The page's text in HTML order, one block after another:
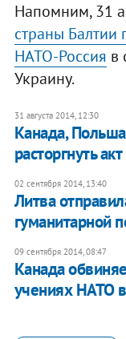
Напомним, 31
страны Балтии
НАТО-Россия в
Украину.
31 августа 2014, 12:30
Канада,
расторгнуть
02 сентября 2014, 13:40
​Литва
гуманитарной
09 сентября 2014, 08:47
Канада
учениях НАТО